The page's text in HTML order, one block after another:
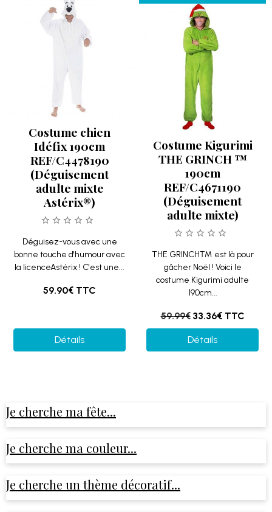
Costume chien
Idéfix 190cm
REF/C4478190
(Déguisement
adulte mixte
Astérix®)
Déguisez-vous avec une
bonne touche d'humour avec
la licenceAstérix ! C'est une...
59.90€ TTC
Détails
Costume Kigurimi
THE GRINCH ™
190cm
REF/C4671190
(Déguisement
adulte mixte)
THE GRINCH™ est là pour
gâcher Noël ! Voici le
costume Kigurimi adulte
190cm...
59.99€ 33.36€ TTC
Détails
Je cherche ma fête...
Je cherche ma couleur...
Je cherche un thème décoratif...